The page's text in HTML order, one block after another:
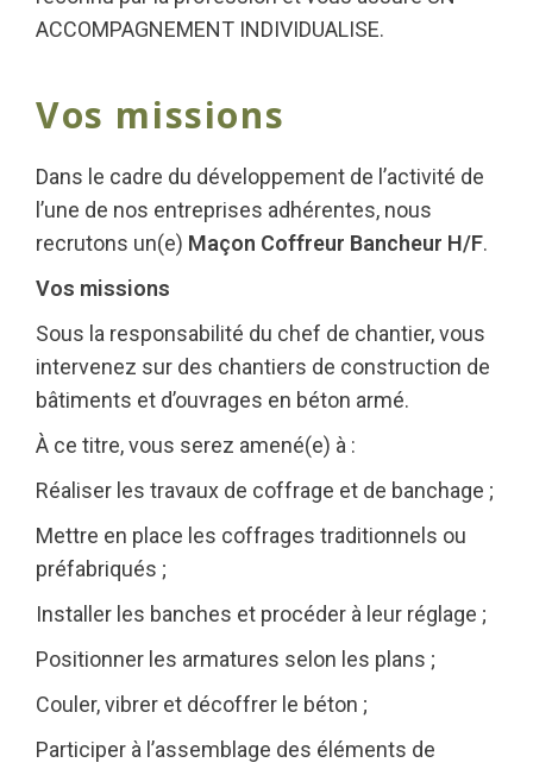
ACCOMPAGNEMENT INDIVIDUALISE.
Vos missions
Dans le cadre du développement de l’activité de
l’une de nos entreprises adhérentes, nous
recrutons un(e) Maçon Coffreur Bancheur H/F.
Vos missions
Sous la responsabilité du chef de chantier, vous
intervenez sur des chantiers de construction de
bâtiments et d’ouvrages en béton armé.
À ce titre, vous serez amené(e) à :
Réaliser les travaux de coffrage et de banchage ;
Mettre en place les coffrages traditionnels ou
préfabriqués ;
Installer les banches et procéder à leur réglage ;
Positionner les armatures selon les plans ;
Couler, vibrer et décoffrer le béton ;
Participer à l’assemblage des éléments de